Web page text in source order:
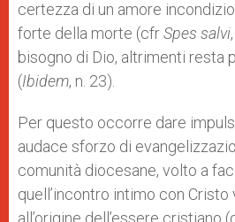
certezza di un amore
forte della morte (cfrSpes salvi
bisogno di Dio, altrimenti resta
(Ibidem, n. 23).
Per questo occorre dare
audace sforzo di
comunità diocesane, volto a
quell’incontro intimo con Cristo
all’origine dell’essere cristiano